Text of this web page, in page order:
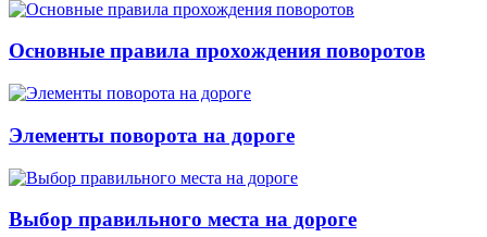
Основные правила прохождения поворотов
Элементы поворота на дороге
Выбор правильного места на дороге